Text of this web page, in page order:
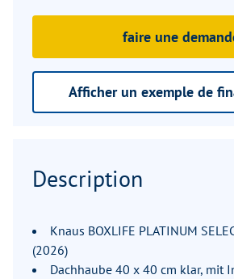
faire une
Afficher un exemple de
Description
Knaus BOXLIFE PLATINUM
(2026)
Dachhaube 40 x 40 cm klar, mit